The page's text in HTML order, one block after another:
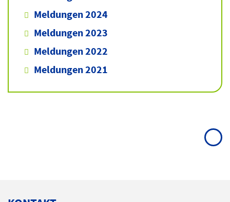
Meldungen 2024
Meldungen 2023
Meldungen 2022
Meldungen 2021